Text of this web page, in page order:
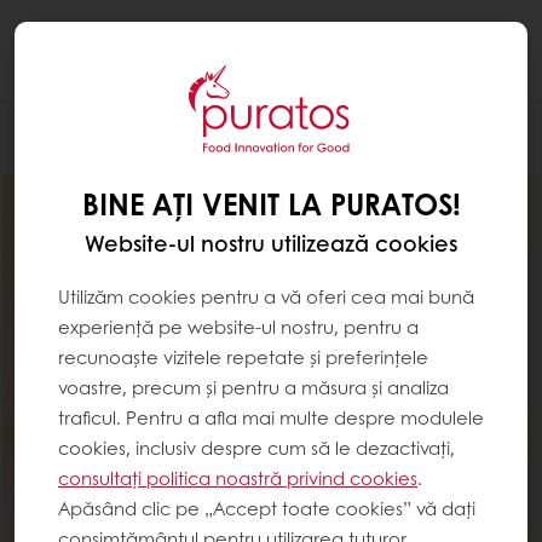
BINE AȚI VENIT LA PURATOS!
Website-ul nostru utilizează cookies
Utilizăm cookies pentru a vă oferi cea mai bună
experiență pe website-ul nostru, pentru a
recunoaște vizitele repetate și preferințele
voastre, precum și pentru a măsura și analiza
traficul. Pentru a afla mai multe despre modulele
cookies, inclusiv despre cum să le dezactivați,
consultați politica noastră privind cookies.
Apăsând clic pe „Accept toate cookies” vă dați